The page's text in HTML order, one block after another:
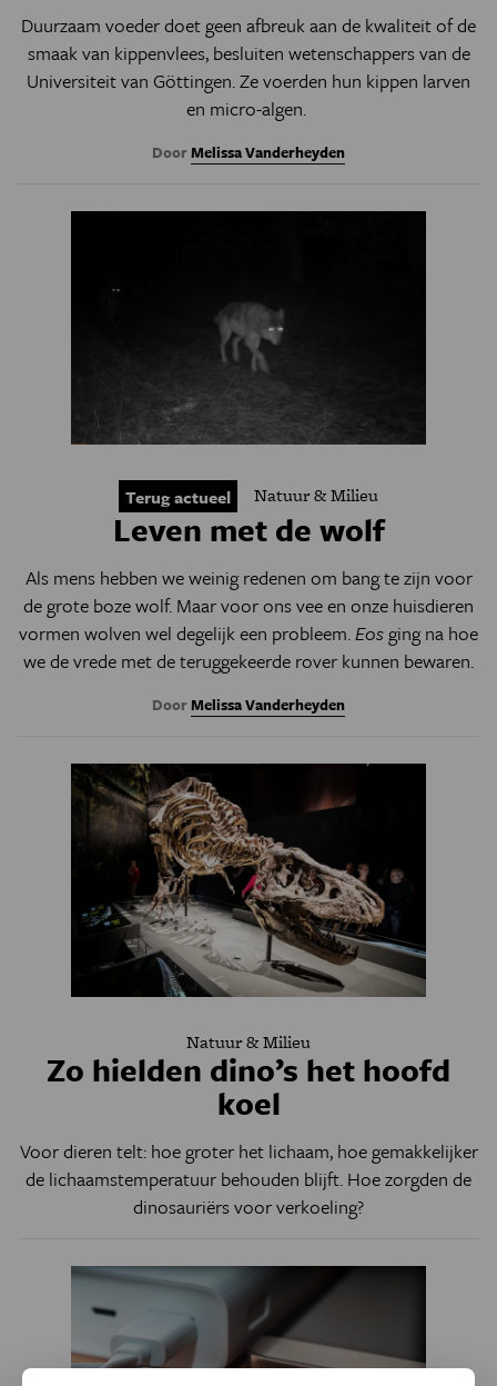
Duurzaam voeder doet geen afbreuk aan de kwaliteit of de
smaak van kippenvlees, besluiten wetenschappers van de
Universiteit van Göttingen. Ze voerden hun kippen larven
en micro-algen.
DoorMelissa Vanderheyden
Terug actueel Natuur & Milieu
Leven met de wolf
Als mens hebben we weinig redenen om bang te zijn voor
de grote boze wolf. Maar voor ons vee en onze huisdieren
vormen wolven wel degelijk een probleem.Eos ging na hoe
we de vrede met de teruggekeerde rover kunnen bewaren.
DoorMelissa Vanderheyden
Natuur & Milieu
Zo hielden dino’s het hoofd
koel
Voor dieren telt: hoe groter het lichaam, hoe gemakkelijker
de lichaamstemperatuur behouden blijft. Hoe zorgden de
dinosauriërs voor verkoeling?